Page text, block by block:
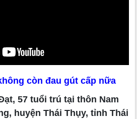
còn đau gút cấp nữa
57 tuổi trú tại thôn Nam
huyện Thái Thụy, tỉnh Thái